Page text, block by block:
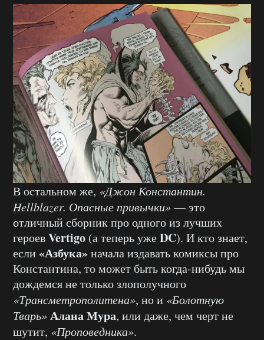
В остальном же, «Джон Константин.
Hellblazer. Опасные привычки»— это
отличный сборник про одного из лучших
героевVertigo (а теперь ужеDC). И кто знает,
если «Азбука»начала издавать комиксы про
Константина, то может быть когда-нибудь мы
дождемся не только злополучного
«Трансметрополитена», но и «Болотную
Тварь»АланаМура, или даже, чем черт не
шутит, «Проповедника».